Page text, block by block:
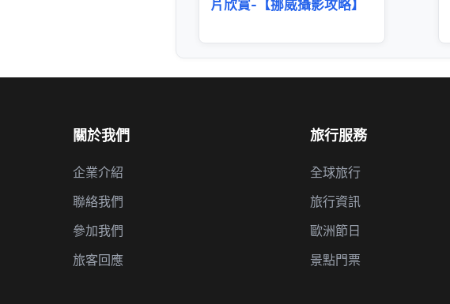
片欣賞-【挪威攝影攻略】
關於我們
企業介紹
聯絡我們
參加我們
旅客回應
旅行服務
全球旅行
旅行資訊
歐洲節日
景點門票